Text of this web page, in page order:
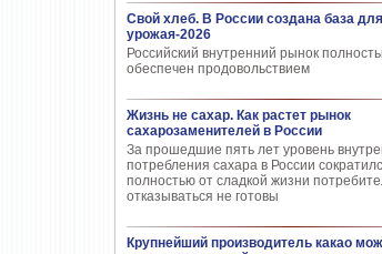
Свой хлеб. В России создана база для
урожая-2026
Российский внутренний рынок
обеспечен продовольствием
Жизнь не сахар. Как растет рынок
сахарозаменителей в России
За прошедшие пять лет уровень
потребления сахара в России
полностью от сладкой жизни
отказываться не готовы
Крупнейший производитель какао